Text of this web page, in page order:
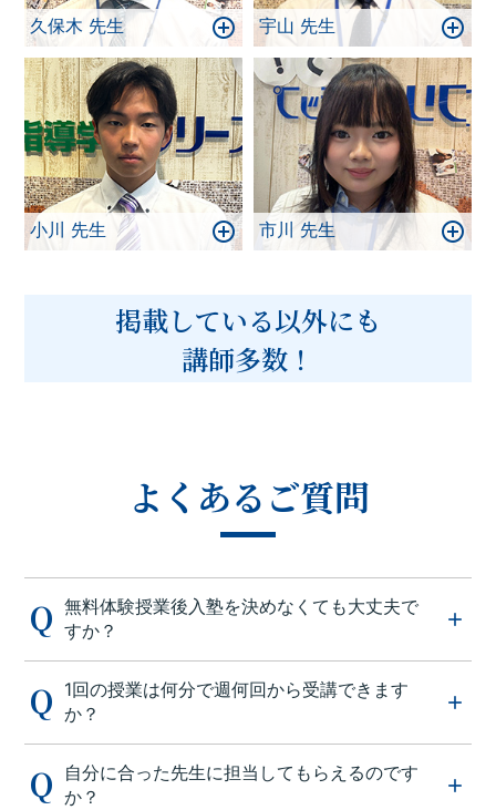
久保木 先生 宇山 先生
小川 先生 市川 先生
掲載している以外にも
講師多数！
よくあるご質問
無料体験授業後入塾を決めなくても大丈夫で
すか？
1回の授業は何分で週何回から受講できます
か？
自分に合った先生に担当してもらえるのです
か？